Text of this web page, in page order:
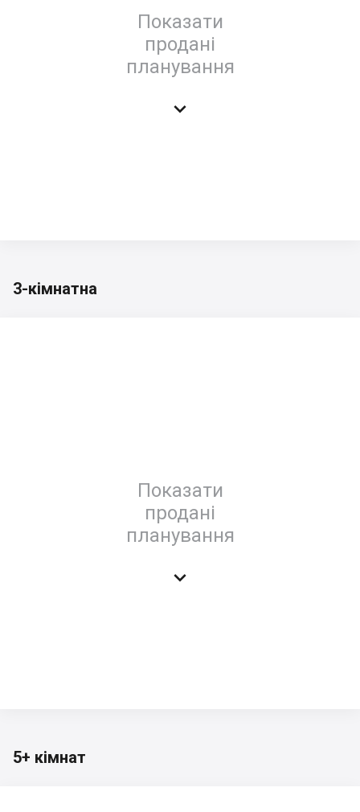
Показати
продані
планування

3-кімнатна
Показати
продані
планування

5+ кімнат